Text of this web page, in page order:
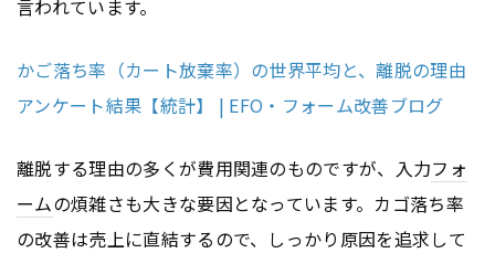
言われています。
かご落ち率（カート放棄率）の世界平均と、離脱の理由
アンケート結果【統計】 | EFO・フォーム改善ブログ
離脱する理由の多くが費用関連のものですが、入力フォ
ームの煩雑さも大きな要因となっています。カゴ落ち率
の改善は売上に直結するので、しっかり原因を追求して